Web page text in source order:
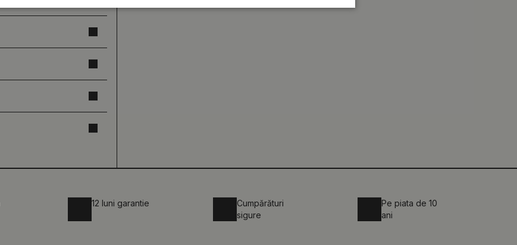
12 luni garantie
Cumpărături
sigure
Pe piata de 10
ani